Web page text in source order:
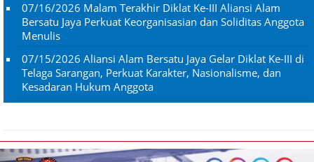
07/16/2026 Malam Terakhir Diklat Ke-III Aliansi Alam
Bersatu Jaya Perkuat Keorganisasian dan Soliditas Anggota
Menulis
07/15/2026 Aliansi Alam Bersatu Jaya Gelar Diklat Ke-III di
Telaga Sarangan, Perkuat Karakter, Nasionalisme, dan
Kesadaran Hukum Anggota